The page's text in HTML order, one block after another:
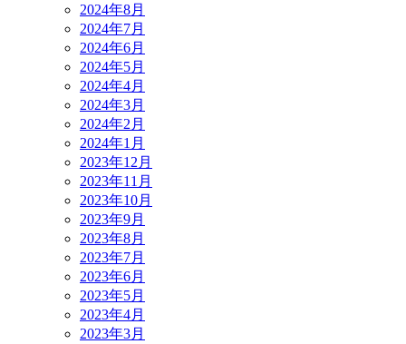
2024年8月
2024年7月
2024年6月
2024年5月
2024年4月
2024年3月
2024年2月
2024年1月
2023年12月
2023年11月
2023年10月
2023年9月
2023年8月
2023年7月
2023年6月
2023年5月
2023年4月
2023年3月